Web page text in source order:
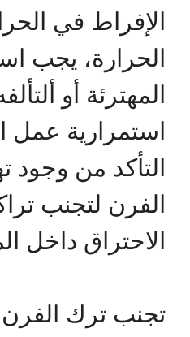
الإفراط في
الحرارة، يجب
المهترئة أو
استمرارية عمل
التأكد من وجود
الفرن لتجنب
الاحتراق داخل
تجنب ترك الفرن